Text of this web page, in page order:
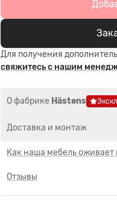
Для получения
свяжитесь с нашим
О фабрике Hästens
Доставка и монтаж
Как наша мебель оживает
Отзывы